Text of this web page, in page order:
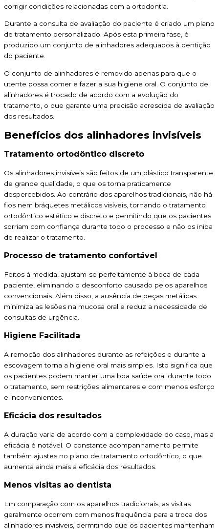
corrigir condições relacionadas com a ortodontia.
Durante a consulta de avaliação do paciente é criado um plano
de tratamento personalizado. Após esta primeira fase, é
produzido um conjunto de alinhadores adequados à dentição
do paciente.
O conjunto de alinhadores é removido apenas para que o
utente possa comer e fazer a sua higiene oral. O conjunto de
alinhadores é trocado de acordo com a evolução do
tratamento, o que garante uma precisão acrescida de avaliação
dos resultados.
Benefícios dos alinhadores invisíveis
Tratamento ortodôntico discreto
Os alinhadores invisíveis são feitos de um plástico transparente
de grande qualidade, o que os torna praticamente
despercebidos. Ao contrário dos aparelhos tradicionais, não há
fios nem bráquetes metálicos visíveis, tornando o tratamento
ortodôntico estético e discreto e permitindo que os pacientes
sorriam com confiança durante todo o processo e não os iniba
de realizar o tratamento.
Processo de tratamento confortável
Feitos à medida, ajustam-se perfeitamente à boca de cada
paciente, eliminando o desconforto causado pelos aparelhos
convencionais. Além disso, a ausência de peças metálicas
minimiza as lesões na mucosa oral e reduz a necessidade de
consultas de urgência.
Higiene Facilitada
A remoção dos alinhadores durante as refeições e durante a
escovagem torna a higiene oral mais simples. Isto significa que
os pacientes podem manter uma boa saúde oral durante todo
o tratamento, sem restrições alimentares e com menos esforço
e inconvenientes.
Eficácia dos resultados
A duração varia de acordo com a complexidade do caso, mas a
eficácia é notável. O constante acompanhamento permite
também ajustes no plano de tratamento ortodôntico, o que
aumenta ainda mais a eficácia dos resultados.
Menos visitas ao dentista
Em comparação com os aparelhos tradicionais, as visitas
geralmente ocorrem com menos frequência para a troca dos
alinhadores invisíveis, permitindo que os pacientes mantenham